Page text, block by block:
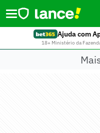
Ajuda com
18+ Ministério da